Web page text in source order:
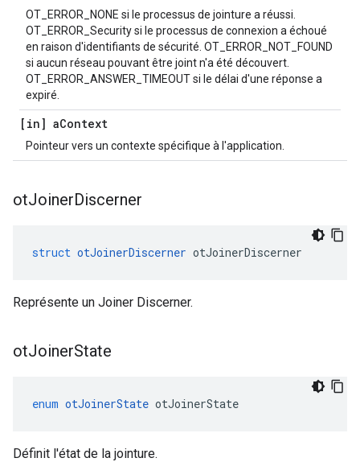
OT_ERROR_NONE si le processus de jointure a réussi.
OT_ERROR_Security si le processus de connexion a échoué
en raison d'identifiants de sécurité. OT_ERROR_NOT_FOUND
si aucun réseau pouvant être joint n'a été découvert.
OT_ERROR_ANSWER_TIMEOUT si le délai d'une réponse a
expiré.
[in] aContext
Pointeur vers un contexte spécifique à l'application.
otJoinerDiscerner
struct otJoinerDiscerner otJoinerDiscerner
Représente un Joiner Discerner.
otJoinerState
enum otJoinerState otJoinerState
Définit l'état de la jointure.